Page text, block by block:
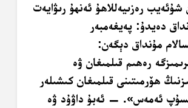
شۇئەيب رەزىيەللاھۇ ئەنھۇ رىۋايەت
دەيدۇ: پەيغەمبەر
مۇنداق دېگەن:
رەھىم قىلمىغان ۋە
ھۆرمىتىنى قىلمىغان كىشىلەر
ئەمەس». — ئەبۇ داۋۇد ۋە